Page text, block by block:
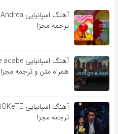
ترجمه مجزا
همراه متن و ترجمه مجزا
ترجمه مجزا